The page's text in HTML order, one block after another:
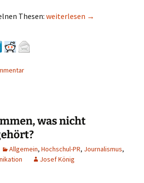
Thesen: Mit Hybris gewinnt man kein
weiterlesen →
was nicht
Allgemein, Hochschul-PR, Journalismus,
Josef König